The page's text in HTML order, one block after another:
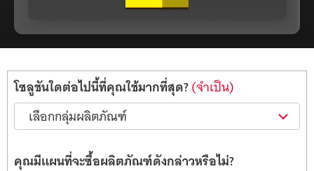
โซลูชันใดต่อไปนี้ที่คุณใช้มากที่สุด?(จำเป็น)
คุณมีแผนที่จะซื้อผลิตภัณฑ์ดังกล่าวหรือไม่?